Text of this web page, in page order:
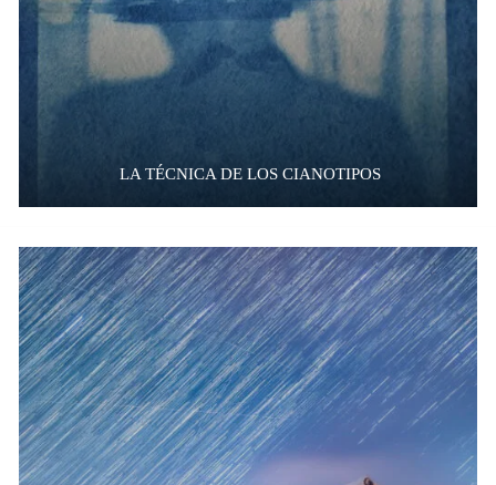
LA TÉCNICA DE LOS CIANOTIPOS